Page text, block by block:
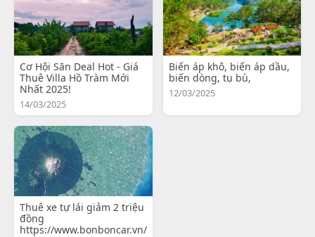
Cơ Hội Săn Deal Hot - Giá
Thuê Villa Hồ Tràm Mới
Nhất 2025!
14/03/2025
Biến áp khô, biến áp dầu,
biến dòng, tụ bù,
12/03/2025
Thuê xe tự lái giảm 2 triệu
đồng
https://www.bonboncar.vn/